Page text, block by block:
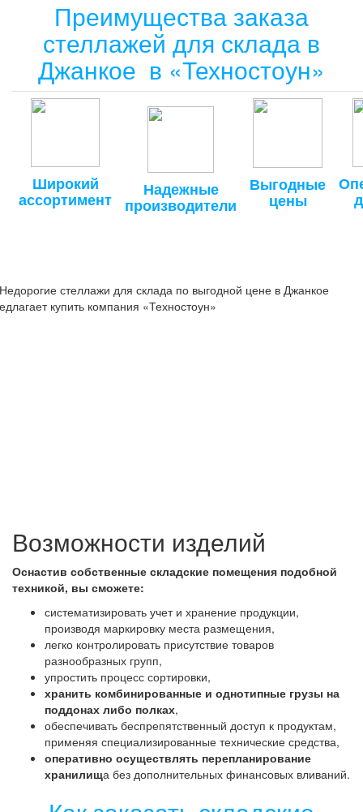
Преимущества заказа
стеллажей для склада в
Джанкое в «Техностоун»
Широкий
ассортимент Надежные
производители
Выгодные
цены
Возможности изделий
Оснастив собственные складские помещения подобной
техникой, вы сможете:
систематизировать учет и хранение продукции,
производя маркировку места размещения,
легко контролировать присутствие товаров
разнообразных групп,
упростить процесс сортировки,
хранить комбинированные и однотипные грузы на
поддонах либо полках,
обеспечивать беспрепятственный доступ к продуктам,
применяя специализированные технические средства,
оперативно осуществлять перепланирование
хранилища без дополнительных финансовых вливаний.